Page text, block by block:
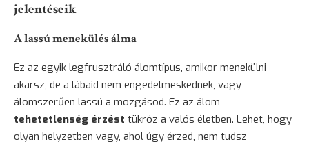
jelentéseik
A lassú menekülés álma
Ez az egyik legfrusztráló álomtípus, amikor menekülni
akarsz, de a lábaid nem engedelmeskednek, vagy
álomszerűen lassú a mozgásod. Ez az álom
tehetetlenség érzést tükröz a valós életben. Lehet, hogy
olyan helyzetben vagy, ahol úgy érzed, nem tudsz